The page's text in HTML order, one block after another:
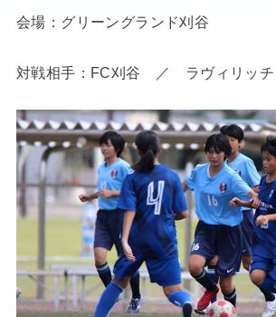
会場：グリーングランド刈谷
対戦相手：FC刈谷 ／ ラヴィリッチ